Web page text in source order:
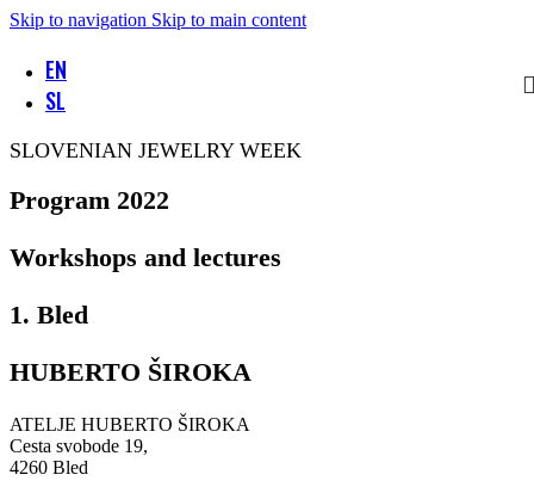
Skip to navigation Skip to main content
EN
SL
SLOVENIAN JEWELRY WEEK
Program 2022
Workshops and lectures
1. Bled
HUBERTO ŠIROKA
ATELJE HUBERTO ŠIROKA
Cesta svobode 19,
4260 Bled